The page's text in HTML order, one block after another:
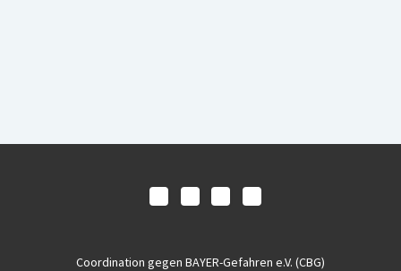
Coordination gegen BAYER-Gefahren e.V. (CBG)